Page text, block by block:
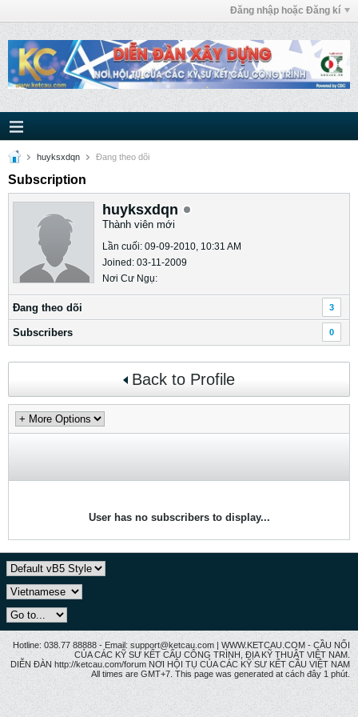
Đăng nhập hoặc Đăng kí
huyksxdqn Ðang theo dõi
Subscription
huyksxdqn
Thành viên mới
Lần cuối: 09-09-2010, 10:31 AM
Joined: 03-11-2009
Nơi Cư Ngụ:
Ðang theo dõi 3
Subscribers 0
Back to Profile
User has no subscribers to display...
Hotline: 038.77 88888 - Email: support@ketcau.com | WWW.KETCAU.COM - CẦU NỐI
CỦA CÁC KỸ SƯ KẾT CẤU CÔNG TRÌNH, ĐỊA KỸ THUẬT VIỆT NAM.
DIỄN ĐÀN http://ketcau.com/forum NƠI HỘI TỤ CỦA CÁC KỸ SƯ KẾT CÂU VIỆT NAM
All times are GMT+7. This page was generated at cách đây 1 phút.